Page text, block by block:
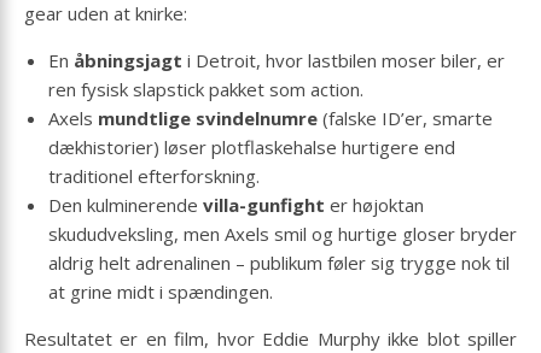
gear uden at knirke:
En åbningsjagt i Detroit, hvor lastbilen moser biler, er
ren fysisk slapstick pakket som action.
Axels mundtlige svindelnumre (falske ID’er, smarte
dækhistorier) løser plotflaskehalse hurtigere end
traditionel efterforskning.
Den kulminerende villa-gunfight er højoktan
skududveksling, men Axels smil og hurtige gloser bryder
aldrig helt adrenalinen – publikum føler sig trygge nok til
at grine midt i spændingen.
Resultatet er en film, hvor Eddie Murphy ikke blot spiller